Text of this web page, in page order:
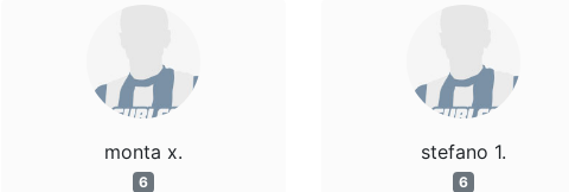
monta x.
6
stefano 1.
6